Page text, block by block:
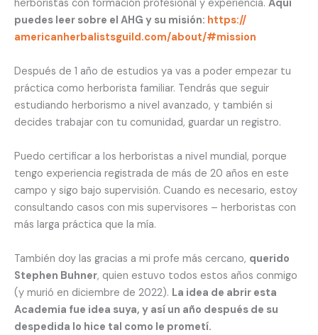
herboristas con formación profesional y experiencia. Aquí
puedes leer sobre el AHG y su misión: https://
americanherbalistsguild.com/about/#mission
Después de 1 año de estudios ya vas a poder empezar tu
práctica como herborista familiar. Tendrás que seguir
estudiando herborismo a nivel avanzado, y también si
decides trabajar con tu comunidad, guardar un registro.
Puedo certificar a los herboristas a nivel mundial, porque
tengo experiencia registrada de más de 20 años en este
campo y sigo bajo supervisión. Cuando es necesario, estoy
consultando casos con mis supervisores – herboristas con
más larga práctica que la mía.
También doy las gracias a mi profe más cercano, querido
Stephen Buhner, quien estuvo todos estos años conmigo
(y murió en diciembre de 2022). La idea de abrir esta
Academia fue idea suya, y así un año después de su
despedida lo hice tal como le prometí.